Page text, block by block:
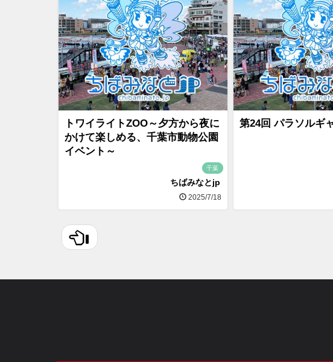
トワイライトZOO～夕方から夜に
かけて楽しめる、千葉市動物公園
イベント～
千葉
ちばみなとjp
2025/7/18
第24回 パラソルギ